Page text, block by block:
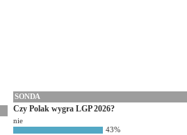
SONDA
Czy Polak wygra LGP 2026?
nie
43%